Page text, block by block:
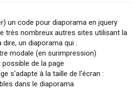
un code pour diaporama en jquery
très nombreux autres sites utilisant la
un diaporama qui :
modale (en surimpression)
de la page
s'adapte à la taille de l'écran :
dans le diaporama